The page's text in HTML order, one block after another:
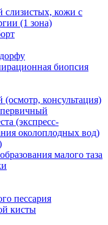
слизистых, кожи с
(1 зона)
биопсия
консультация)
(экспресс-
околоплодных вод)
малого таза
пессария
кисты